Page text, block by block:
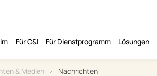
Für C&I Für Dienstprogramm Lösungen
& Medien Nachrichten